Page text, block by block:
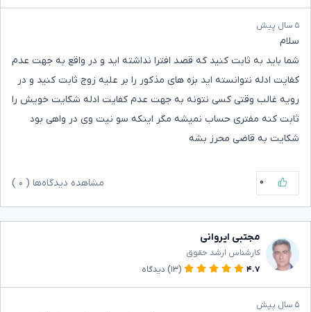
۵ سال پیش
سلام
شما باید به ثابت کنید که قصد افترا نداشته اید و در واقع به جهت عدم
کفایت ادله نتوانسته اید بزه های مذکور را بر علیه زوج ثابت کنید و در
رویه غالب وقتی کسی نتونه به جهت عدم کفایت ادله شکایت خویش را
ثابت کنه مفتری حساب نمیشه مگر اینکه سو نیت وی در واهی بود
شکایت به قاضی محرز بشه
۰ مشاهده دیدگاه‌ها ( ۰
مجتبی ایروانی
کارشناس ارشد حقوق
۴.۷
(۱۳) دیدگاه
۵ سال پیش